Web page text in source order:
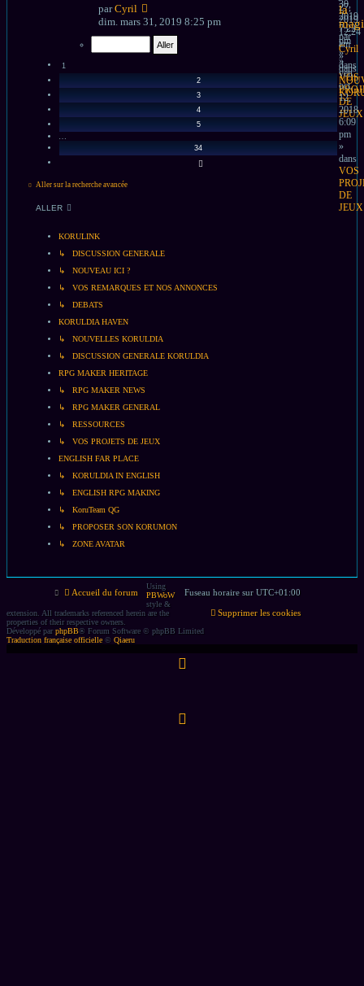
27,
2019
12:24
am
»
dans
30,
2019
7:22
pm
»
dans
VOS
DE
JEUX
la
par
Cyril
»
ven.
oct.
12,
2018
6:09
pm
»
dans
VOS
DE
JEUX
parCyril
dim. mars 31, 2019 8:25 pm
1
2
3
4
5
34
SUIVANT
Aller sur la recherche avancée
ALLER
KORULINK
↳ DISCUSSION GENERALE
↳ NOUVEAU ICI ?
↳ VOS REMARQUES ET NOS ANNONCES
↳ DEBATS
KORULDIA HAVEN
↳ NOUVELLES KORULDIA
↳ DISCUSSION GENERALE KORULDIA
RPG MAKER HERITAGE
↳ RPG MAKER NEWS
↳ RPG MAKER GENERAL
↳ RESSOURCES
↳ VOS PROJETS DE JEUX
ENGLISH FAR PLACE
↳ KORULDIA IN ENGLISH
↳ ENGLISH RPG MAKING
↳ KoruTeam QG
↳ PROPOSER SON KORUMON
↳ ZONE AVATAR
Accueil du forum Fuseau horaire sur UTC+01:00
Supprimer les cookies
Using
PBWoW
style &
extension. All trademarks referenced herein are the
properties of their respective owners.
Développé parphpBB® Forum Software © phpBB Limited
Traduction française officielle © Qiaeru